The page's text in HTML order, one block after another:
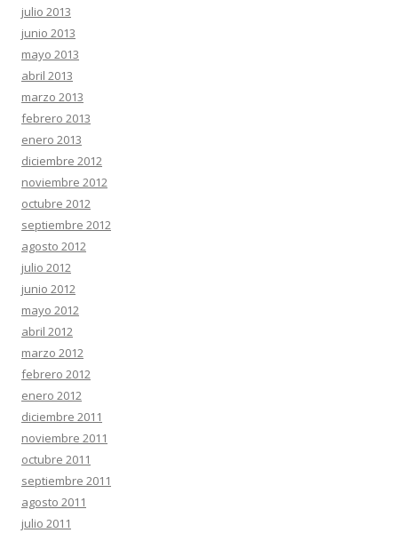
julio 2013
junio 2013
mayo 2013
abril 2013
marzo 2013
febrero 2013
enero 2013
diciembre 2012
noviembre 2012
octubre 2012
septiembre 2012
agosto 2012
julio 2012
junio 2012
mayo 2012
abril 2012
marzo 2012
febrero 2012
enero 2012
diciembre 2011
noviembre 2011
octubre 2011
septiembre 2011
agosto 2011
julio 2011